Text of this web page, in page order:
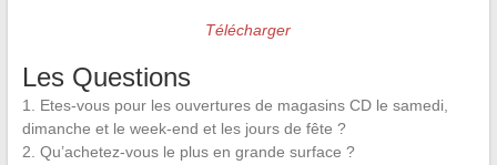
Télécharger
Les Questions
1. Etes-vous pour les ouvertures de magasins CD le samedi,
dimanche et le week-end et les jours de fête ?
2. Qu’achetez-vous le plus en grande surface ?